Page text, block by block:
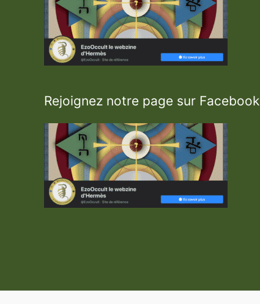
Rejoignez notre page sur Facebook